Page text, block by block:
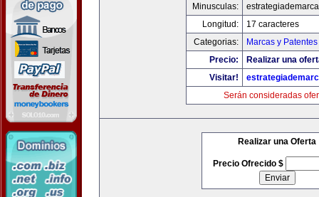
Minusculas:
Longitud:
17 caracteres
Categorias:
Marcas y Patentes
Precio:
Realizar una
Visitar!
Serán consideradas
Realizar una Oferta
Precio Ofrecido $